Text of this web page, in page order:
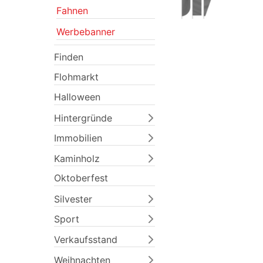
Fahnen
Werbebanner
Finden
Flohmarkt
Halloween
Hintergründe
Immobilien
Kaminholz
Oktoberfest
Silvester
Sport
Verkaufsstand
Weihnachten